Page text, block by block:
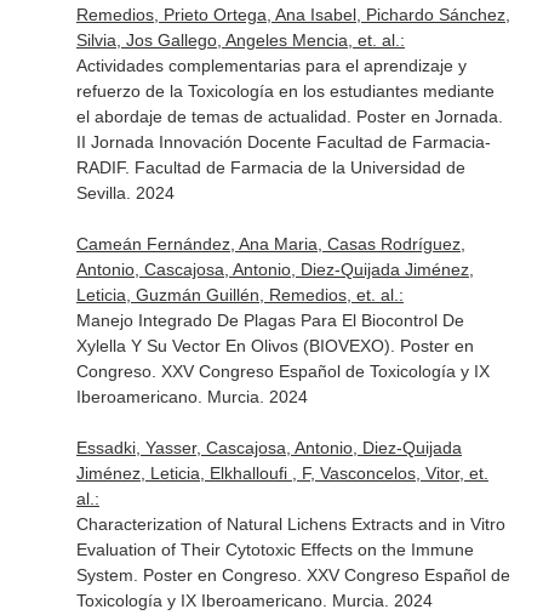
Remedios, Prieto Ortega, Ana Isabel, Pichardo Sánchez,
Silvia, Jos Gallego, Angeles Mencia, et. al.:
Actividades complementarias para el aprendizaje y
refuerzo de la Toxicología en los estudiantes mediante
el abordaje de temas de actualidad. Poster en Jornada.
II Jornada Innovación Docente Facultad de Farmacia-
RADIF. Facultad de Farmacia de la Universidad de
Sevilla. 2024
Cameán Fernández, Ana Maria, Casas Rodríguez,
Antonio, Cascajosa, Antonio, Diez-Quijada Jiménez,
Leticia, Guzmán Guillén, Remedios, et. al.:
Manejo Integrado De Plagas Para El Biocontrol De
Xylella Y Su Vector En Olivos (BIOVEXO). Poster en
Congreso. XXV Congreso Español de Toxicología y IX
Iberoamericano. Murcia. 2024
Essadki, Yasser, Cascajosa, Antonio, Diez-Quijada
Jiménez, Leticia, Elkhalloufi , F, Vasconcelos, Vitor, et.
al.:
Characterization of Natural Lichens Extracts and in Vitro
Evaluation of Their Cytotoxic Effects on the Immune
System. Poster en Congreso. XXV Congreso Español de
Toxicología y IX Iberoamericano. Murcia. 2024